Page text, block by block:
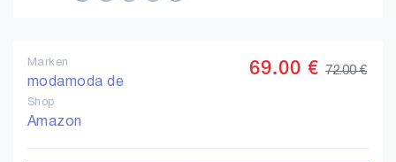
Marken
modamoda de
Shop
Amazon
69.00 € 72.00 €